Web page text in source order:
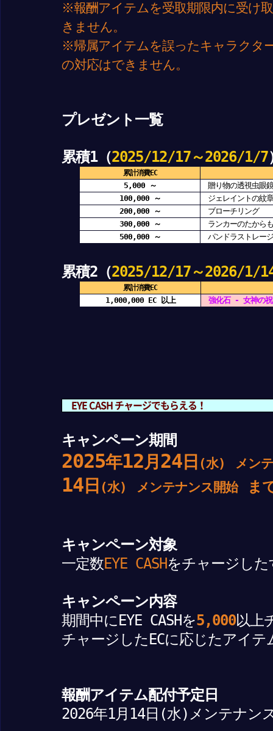
※報酬アイテムを受取期限内に受け
きません。
※帰属アイテムを誤ったキャラクタ
の対応はできません。
プレゼント一覧
累積1（2025/12/17～2026/1/7
累計消費EC
5,000 ～
贈り物の透視虫眼
100,000 ～
ジェレイントの紋
200,000 ～
ブローチリング
300,000 ～
ランカーのたから
500,000 ～
パンドラストレージ
累積2（2025/12/17～2026/1/
累計消費EC
1,000,000 EC 以上 強化石 - 女神の
EYE CASH チャージでもらえる！
キャンペーン期間
2025年12月 24 日 (水) メン
14 日 (水) メンテナンス開始 ま
キャンペーン対象
一定数EYE CASHをチャージ し
キャンペーン内容
期間中にEYE CASHを5,000以上
チャージしたECに応じたアイ
報酬アイテム配付予定日
2026年1月 14日(水)メンテナン